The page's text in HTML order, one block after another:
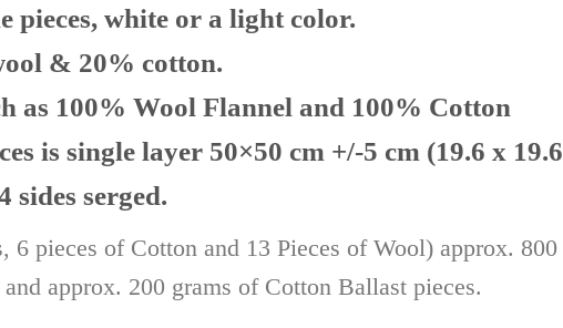
pieces, white or a light color.
& 20% cotton.
as 100% Wool Flannel and 100% Cotton
is single layer 50×50 cm +/-5 cm (19.6 x 19.6
sides serged.
6 pieces of Cotton and 13 Pieces of Wool) approx. 800
approx. 200 grams of Cotton Ballast pieces.